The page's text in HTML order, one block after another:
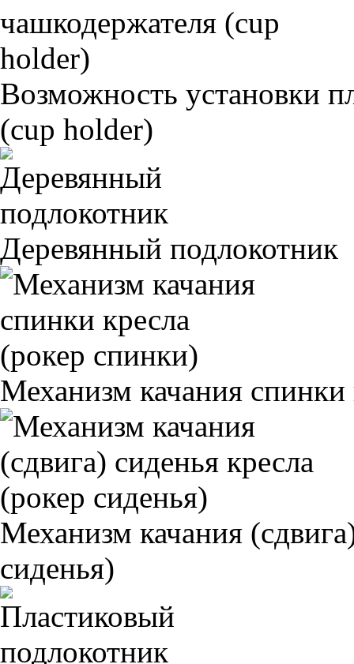
Возможность установки
(cup holder)
Деревянный подлокотник
Механизм качания
Механизм качания
сиденья)